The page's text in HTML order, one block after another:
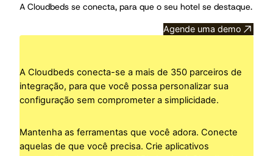
A Cloudbeds se conecta, para que o seu hotel se destaque.
Agende uma demo
A Cloudbeds conecta-se a mais de 350 parceiros de
integração, para que você possa personalizar sua
configuração sem comprometer a simplicidade.
Mantenha as ferramentas que você adora. Conecte
aquelas de que você precisa. Crie aplicativos